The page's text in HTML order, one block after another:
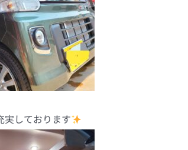
実しております